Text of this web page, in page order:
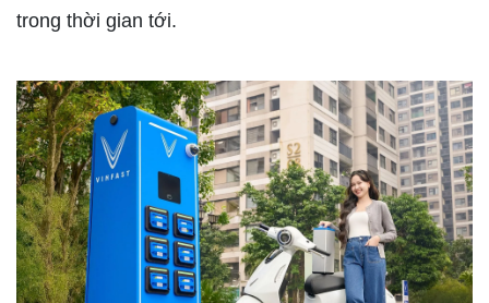
trong thời gian tới.